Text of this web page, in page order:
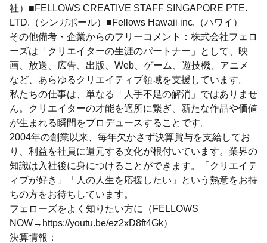
社）■FELLOWS CREATIVE STAFF SINGAPORE PTE.
LTD.（シンガポール）■Fellows Hawaii inc.（ハワイ）
その他備考・企業からのフリーコメント：株式会社フェロ
ーズは「クリエイターの生涯のパートナー」として、映
画、放送、広告、出版、Web、ゲーム、遊技機、アニメ
など、あらゆるクリエイティブ領域を支援しています。
私たちの仕事は、単なる「人手不足の解消」ではありませ
ん。クリエイターの才能を適所に繋ぎ、新たな作品や価値
が生まれる瞬間をプロデュースすることです。
2004年の創業以来、毎年欠かさず決算賞与を支給してお
り、利益を社員に還元する文化が根付いています。業界の
知識は入社後に身につけることができます。「クリエイテ
ィブが好き」「人の人生を応援したい」という熱意をお持
ちの方をお待ちしています。
フェローズをよく知りたい方に（FELLOWS
NOW→https://youtu.be/ez2xD8ft4Gk）
決算情報：